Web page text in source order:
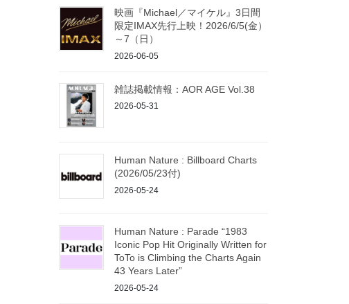
映画『Michael／マイケル』3日間
限定IMAX先行上映！2026/6/5(金）
～7（日）
2026-06-05
雑誌掲載情報：AOR AGE Vol.38
2026-05-31
Human Nature : Billboard Charts
(2026/05/23付)
2026-05-24
Human Nature : Parade “1983
Iconic Pop Hit Originally Written for
ToTo is Climbing the Charts Again
43 Years Later”
2026-05-24